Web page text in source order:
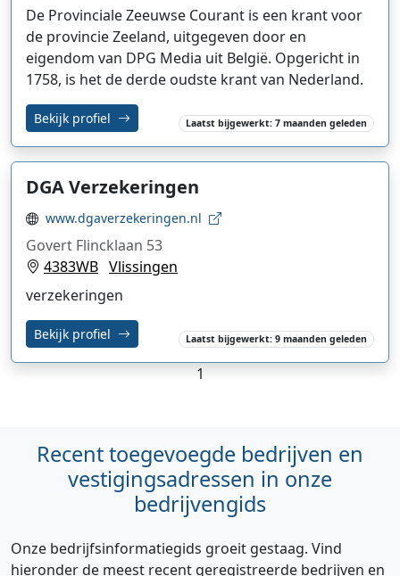
De Provinciale Zeeuwse Courant is een krant voor
de provincie Zeeland, uitgegeven door en
eigendom van DPG Media uit België. Opgericht in
1758, is het de derde oudste krant van Nederland.
Bekijk profiel Laatst bijgewerkt: 7 maanden geleden
DGA Verzekeringen
www.dgaverzekeringen.nl
Govert Flincklaan 53
4383WB Vlissingen
verzekeringen
Bekijk profiel Laatst bijgewerkt: 9 maanden geleden
1
Recent toegevoegde bedrijven en
vestigingsadressen in onze
bedrijvengids
Onze bedrijfsinformatiegids groeit gestaag. Vind
hieronder de meest recent geregistreerde bedrijven en